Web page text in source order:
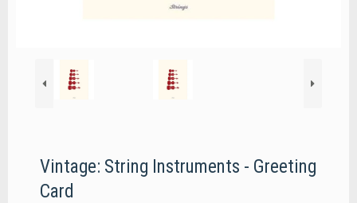
Vintage: String Instruments - Greeting
Card